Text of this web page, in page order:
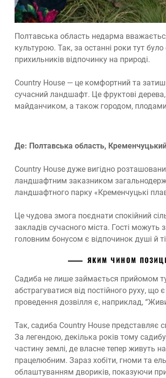
Полтавська область недарма
культурою. Так, за останні роки тут
прихильників відпочинку на природі.
Country House — це комфортний та
сучасний ландшафт. Це фруктові
майданчиком, а також городом,
Де: Полтавська область,
Country House дуже вигідно
ландшафтним заказником
ландшафтного парку «Кременчуцькі
Це чудова змога поєднати спокійний
закладів сучасного міста. Гості
головним бонусом є відпочинок душі й
ЯКИМ ЧИНОМ
Садиба не лише займається прийомом
абстрагуватися від постійного руху,
проведення дозвілля є, наприклад,
Так, садиба Country House представляє
За легендою, декілька років тому
частину землі, де власне тепер живуть
працелюбним. Зараз хобіти, гноми та
облаштуванням двориків, показуючи